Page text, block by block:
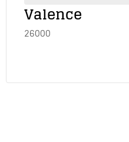
Valence
26000